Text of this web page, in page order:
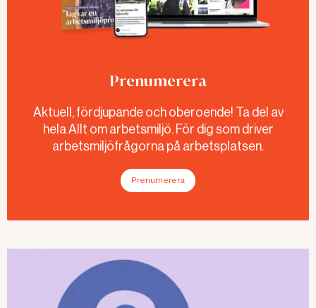
Prenumerera
Aktuell, fördjupande och oberoende! Ta del av
hela Allt om arbetsmiljö. För dig som driver
arbetsmiljöfrågorna på arbetsplatsen.
Prenumerera